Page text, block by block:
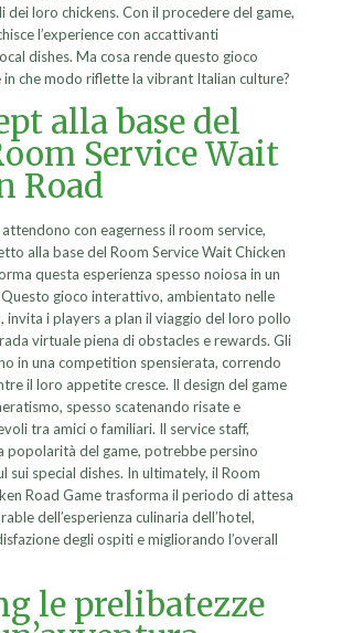
dei loro chickens. Con il procedere del game,
l’experience con accattivanti
dishes. Ma cosa rende questo gioco
in che modo riflette la vibrant Italian culture?
alla base del
Service Wait
Road
con eagerness il room service,
alla base del Room Service Wait Chicken
questa esperienza spesso noiosa in un
gioco interattivo, ambientato nelle
invita i players a plan il viaggio del loro pollo
virtuale piena di obstacles e rewards. Gli
in una competition spensierata, correndo
il loro appetite cresce. Il design del game
spesso scatenando risate e
tra amici o familiari. Il service staff,
popolarità del game, potrebbe persino
sui special dishes. In ultimately, il Room
Road Game trasforma il periodo di attesa
dell’esperienza culinaria dell’hotel,
degli ospiti e migliorando l’overall
le prelibatezze